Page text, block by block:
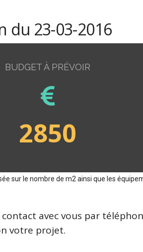
du 23-03-2016
BUDGET À PRÉVOIR
2850
sur le nombre de m2 ainsi que les
avec vous par
votre projet.